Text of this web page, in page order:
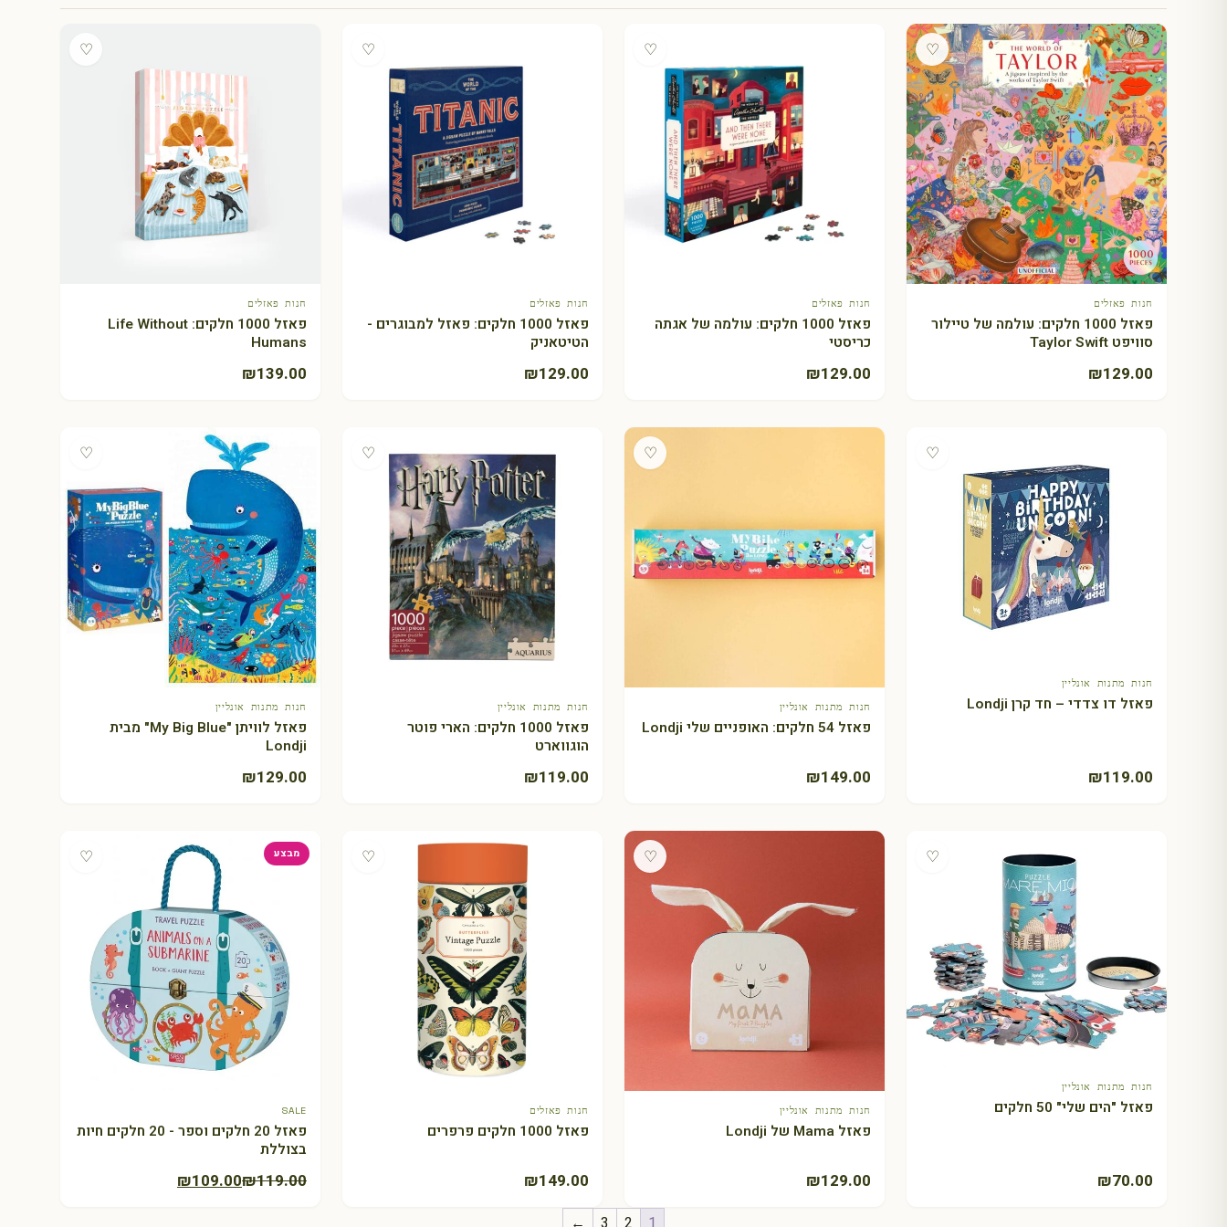
♡
חנות פאזלים
פאזל 1000 חלקים: עולמה של טיילור
סוויפט Taylor Swift
₪129.00
♡
חנות פאזלים
פאזל 1000 חלקים: עולמה של אגתה
כריסטי
₪129.00
♡
חנות פאזלים
פאזל 1000 חלקים: פאזל למבוגרים -
הטיטאניק
₪129.00
♡
חנות פאזלים
פאזל 1000 חלקים: Life Without
Humans
₪139.00
♡
+ הוספה לסלחנות מתנות אונליין
פאזל דו צדדי – חד קרן Londji
₪119.00
♡
+ הוספה לסלחנות מתנות אונליין
פאזל 54 חלקים: האופניים שלי Londji
₪149.00
♡
+ הוספה לסלחנות מתנות אונליין
פאזל 1000 חלקים: הארי פוטר
הוגווארט
₪119.00
♡
+ הוספה לסלחנות מתנות אונליין
פאזל לוויתן "My Big Blue" מבית
Londji
₪129.00
♡
+ הוספה לסלחנות מתנות אונליין
פאזל "הים שלי" 50 חלקים
₪70.00
♡
+ הוספה לסלחנות מתנות אונליין
פאזל Mama של Londji
₪129.00
♡
חנות פאזלים
פאזל 1000 חלקים פרפרים
₪149.00
מבצע ♡
SALE
פאזל 20 חלקים וספר - 20 חלקים חיות
בצוללת
₪119.00
המחיר
₪109.00
המחיר